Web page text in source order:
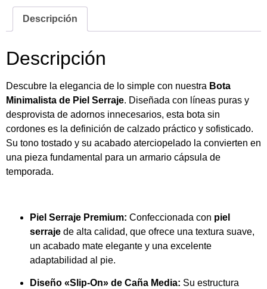
Descripción
Descripción
Descubre la elegancia de lo simple con nuestra Bota
Minimalista de Piel Serraje. Diseñada con líneas puras y
desprovista de adornos innecesarios, esta bota sin
cordones es la definición de calzado práctico y sofisticado.
Su tono tostado y su acabado aterciopelado la convierten en
una pieza fundamental para un armario cápsula de
temporada.
Piel Serraje Premium: Confeccionada con piel
serraje de alta calidad, que ofrece una textura suave,
un acabado mate elegante y una excelente
adaptabilidad al pie.
Diseño «Slip-On» de Caña Media: Su estructura